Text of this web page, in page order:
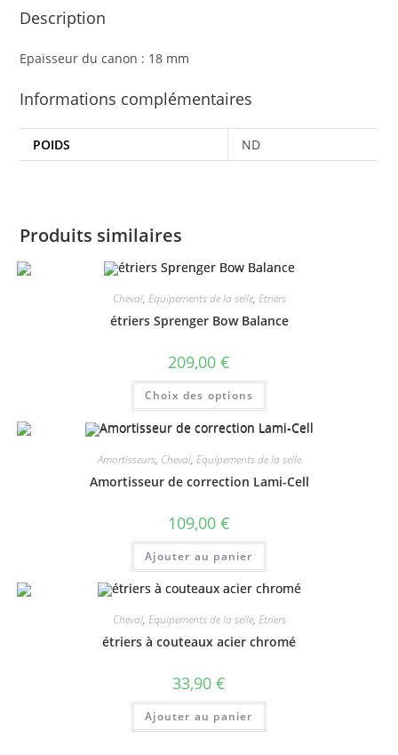
Description
Epaisseur du canon : 18 mm
Informations complémentaires
POIDS ND
Produits similaires
Cheval, Equipements de la selle, Etriers
étriers Sprenger Bow Balance
209,00 €
Choix des options
Ce
a
plusieurs
variations.
options
être
du
Amortisseurs, Cheval, Equipements de la selle
Amortisseur de correction Lami-Cell
109,00 €
Ajouter au panier
Cheval, Equipements de la selle, Etriers
étriers à couteaux acier chromé
33,90 €
Ajouter au panier